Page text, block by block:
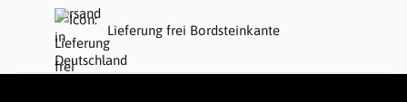
Lieferung frei Bordsteinkante